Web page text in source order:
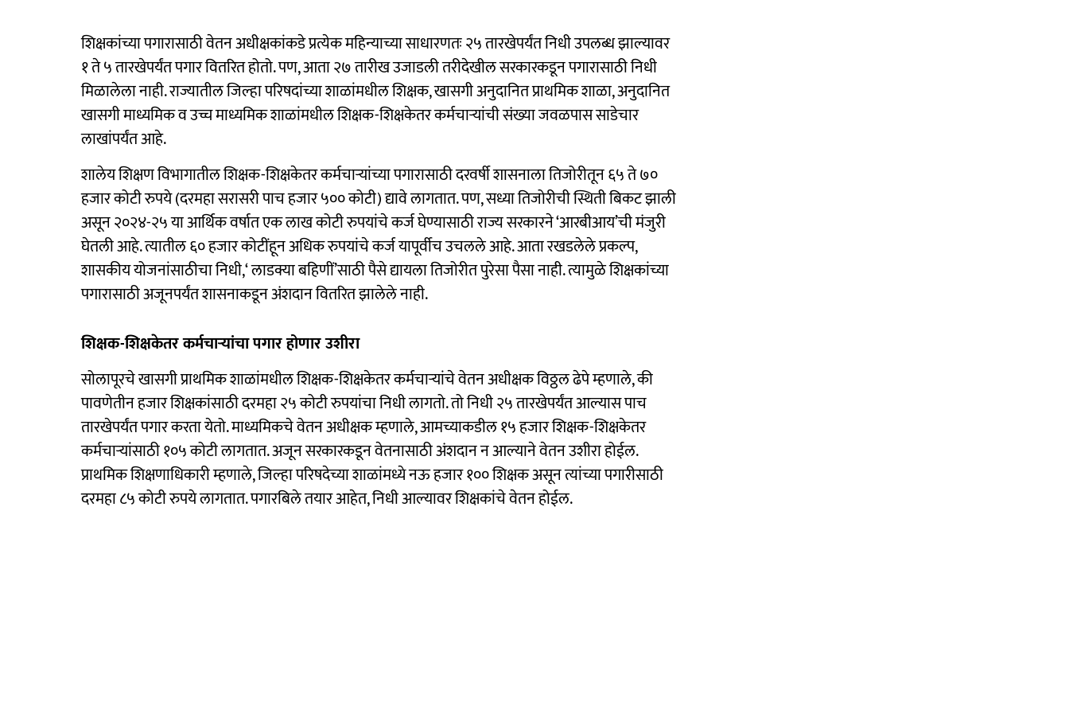
शिक्षकांच्या पगारासाठी वेतन अधीक्षकांकडे प्रत्येक महिन्याच्या साधारणतः २५ तारखेपर्यंत निधी उपलब्ध झाल्यावर
१ ते ५ तारखेपर्यंत पगार वितरित होतो. पण, आता २७ तारीख उजाडली तरीदेखील सरकारकडून पगारासाठी निधी
मिळालेला नाही. राज्यातील जिल्हा परिषदांच्या शाळांमधील शिक्षक, खासगी अनुदानित प्राथमिक शाळा, अनुदानित
खासगी माध्यमिक व उच्च माध्यमिक शाळांमधील शिक्षक-शिक्षकेतर कर्मचाऱ्यांची संख्या जवळपास साडेचार
लाखांपर्यंत आहे.
शालेय शिक्षण विभागातील शिक्षक-शिक्षकेतर कर्मचाऱ्यांच्या पगारासाठी दरवर्षी शासनाला तिजोरीतून ६५ ते ७०
हजार कोटी रुपये (दरमहा सरासरी पाच हजार ५०० कोटी) द्यावे लागतात. पण, सध्या तिजोरीची स्थिती बिकट झाली
असून २०२४-२५ या आर्थिक वर्षात एक लाख कोटी रुपयांचे कर्ज घेण्यासाठी राज्य सरकारने ‘आरबीआय’ची मंजुरी
घेतली आहे. त्यातील ६० हजार कोटींहून अधिक रुपयांचे कर्ज यापूर्वीच उचलले आहे. आता रखडलेले प्रकल्प,
शासकीय योजनांसाठीचा निधी,‘ लाडक्या बहिणीं’साठी पैसे द्यायला तिजोरीत पुरेसा पैसा नाही. त्यामुळे शिक्षकांच्या
पगारासाठी अजूनपर्यंत शासनाकडून अंशदान वितरित झालेले नाही.
शिक्षक-शिक्षकेतर कर्मचाऱ्यांचा पगार होणार उशीरा
सोलापूरचे खासगी प्राथमिक शाळांमधील शिक्षक-शिक्षकेतर कर्मचाऱ्यांचे वेतन अधीक्षक विठ्ठल ढेपे म्हणाले, की
पावणेतीन हजार शिक्षकांसाठी दरमहा २५ कोटी रुपयांचा निधी लागतो. तो निधी २५ तारखेपर्यंत आल्यास पाच
तारखेपर्यंत पगार करता येतो. माध्यमिकचे वेतन अधीक्षक म्हणाले, आमच्याकडील १५ हजार शिक्षक-शिक्षकेतर
कर्मचाऱ्यांसाठी १०५ कोटी लागतात. अजून सरकारकडून वेतनासाठी अंशदान न आल्याने वेतन उशीरा होईल.
प्राथमिक शिक्षणाधिकारी म्हणाले, जिल्हा परिषदेच्या शाळांमध्ये नऊ हजार १०० शिक्षक असून त्यांच्या पगारीसाठी
दरमहा ८५ कोटी रुपये लागतात. पगारबिले तयार आहेत, निधी आल्यावर शिक्षकांचे वेतन होईल.